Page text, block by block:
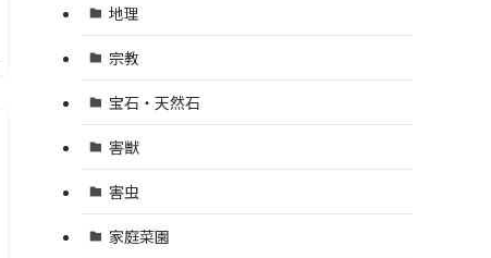
地理
宗教
宝石・天然石
害獣
害虫
家庭菜園